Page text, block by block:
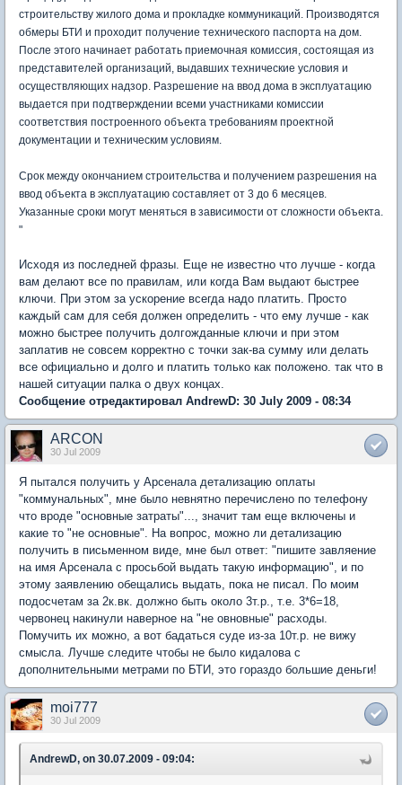
строительству жилого дома и прокладке коммуникаций. Производятся
обмеры БТИ и проходит получение технического паспорта на дом.
После этого начинает работать приемочная комиссия, состоящая из
представителей организаций, выдавших технические условия и
осуществляющих надзор. Разрешение на ввод дома в эксплуатацию
выдается при подтверждении всеми участниками комиссии
соответствия построенного объекта требованиям проектной
документации и техническим условиям.
Срок между окончанием строительства и получением разрешения на
ввод объекта в эксплуатацию составляет от 3 до 6 месяцев.
Указанные сроки могут меняться в зависимости от сложности объекта.
"
Исходя из последней фразы. Еще не известно что лучше - когда
вам делают все по правилам, или когда Вам выдают быстрее
ключи. При этом за ускорение всегда надо платить. Просто
каждый сам для себя должен определить - что ему лучше - как
можно быстрее получить долгожданные ключи и при этом
заплатив не совсем корректно с точки зак-ва сумму или делать
все официально и долго и платить только как положено. так что в
нашей ситуации палка о двух концах.
Сообщение отредактировал AndrewD: 30 July 2009 - 08:34
ARCON
30 Jul 2009
Я пытался получить у Арсенала детализацию оплаты
"коммунальных", мне было невнятно перечислено по телефону
что вроде "основные затраты"..., значит там еще включены и
какие то "не основные". На вопрос, можно ли детализацию
получить в письменном виде, мне был ответ: "пишите завляение
на имя Арсенала с просьбой выдать такую информацию", и по
этому заявлению обещались выдать, пока не писал. По моим
подосчетам за 2к.вк. должно быть около 3т.р., т.е. 3*6=18,
червонец накинули наверное на "не овновные" расходы.
Помучить их можно, а вот бадаться суде из-за 10т.р. не вижу
смысла. Лучше следите чтобы не было кидалова с
дополнительными метрами по БТИ, это гораздо большие деньги!
moi777
30 Jul 2009
AndrewD, on 30.07.2009 - 09:04: